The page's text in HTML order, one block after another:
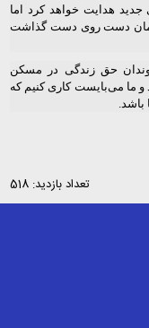
هدایت خواهد کرد اما
زمان دست روی دست گذاشت
حق زندگی در مسکن
و ما می‌بایست کاری کنیم که
تعداد بازدید: 518